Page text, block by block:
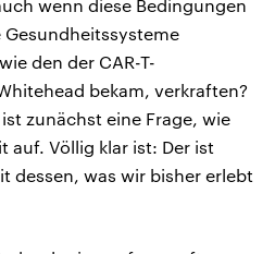
wenn diese Bedingungen
den der CAR-T-
bekam, verkraften?
zunächst eine Frage, wie
auf. Völlig klar ist: Der ist
dessen, was wir bisher erlebt